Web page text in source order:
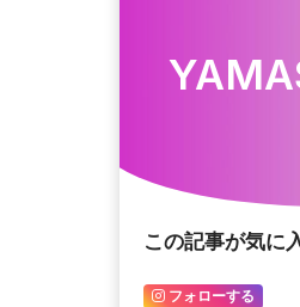
この記事が気に
フォローする